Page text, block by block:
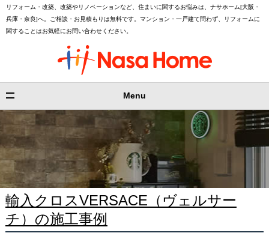
リフォーム・改築、改築やリノベーションなど、住まいに関するお悩みは、ナサホーム[大阪・
兵庫・奈良]へ。ご相談・お見積もりは無料です。マンション・一戸建て問わず、リフォームに
関することはお気軽にお問い合わせください。
Menu
輸入クロスVERSACE（ヴェルサー
チ）の施工事例